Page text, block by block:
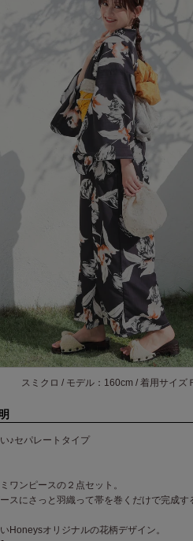
スミクロ / モデル：160cm / 着用サイズ
♪セパレートタイプ
ワンピースの２点セット。
スにさっと羽織って帯を巻くだけで完成す
Honeysオリジナルの花柄デザイン。